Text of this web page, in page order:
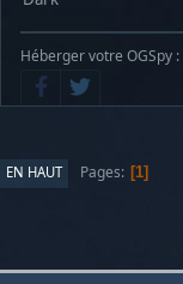
Héberger votre OGSpy :
EN HAUT Pages 1